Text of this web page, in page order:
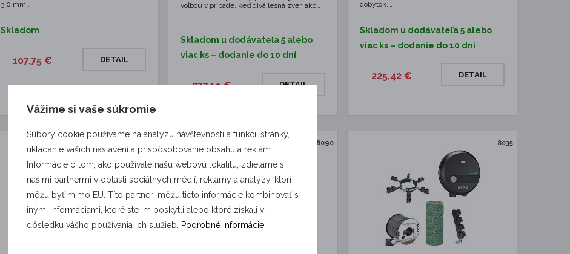
3,0 mm,…
Skladom
107,75 € DETAIL
voľbou v prípade, keď divá lesná zver, ako…
Skladom u dodávateľa 5 alebo
viac ks – dodanie do 10 dní
277,19 € DETAIL
dobytok.…
Skladom u dodávateľa 5 alebo
viac ks – dodanie do 10 dní
225,42 € DETAIL
8090 8035
Vážime si vaše súkromie
Súbory cookie používame na analýzu návštevnosti a funkcií stránky,
ukladanie vašich nastavení a prispôsobovanie obsahu a reklám.
Informácie o tom, ako používate našu webovú lokalitu, zdieľame s
našimi partnermi v oblasti sociálnych médií, reklamy a analýzy, ktorí
môžu byť mimo EÚ. Títo partneri môžu tieto informácie kombinovať s
inými informáciami, ktoré ste im poskytli alebo ktoré získali v
dôsledku vášho používania ich služieb. Podrobné informácie